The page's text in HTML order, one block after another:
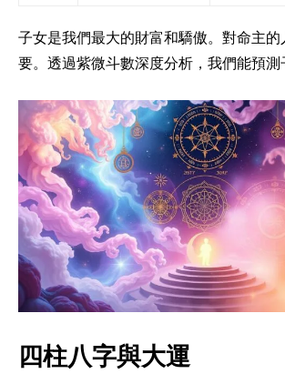
子女是我們最大的財富和驕傲。對命主
要。透過紫微斗數深度分析，我們能預測
四柱八字與大運